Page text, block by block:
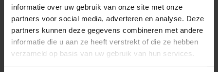
informatie over uw gebruik van onze site met onze
partners voor social media, adverteren en analyse. Deze
partners kunnen deze gegevens combineren met andere
informatie die u aan ze heeft verstrekt of die ze hebben
verzameld op basis van uw gebruik van hun services.
Coast Sourcing